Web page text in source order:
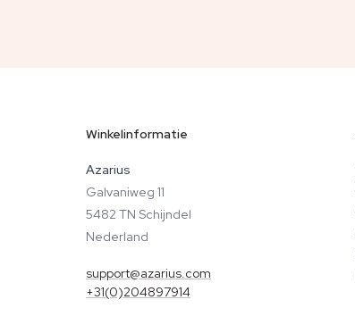
Winkelinformatie
Azarius
Galvaniweg 11
5482 TN Schijndel
Nederland
support@azarius.com
+31(0)204897914